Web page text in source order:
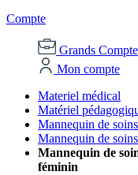
Compte
Grands
Mon compte
Materiel médical
Matériel
Mannequin de soins
Mannequin de
Mannequin de
féminin